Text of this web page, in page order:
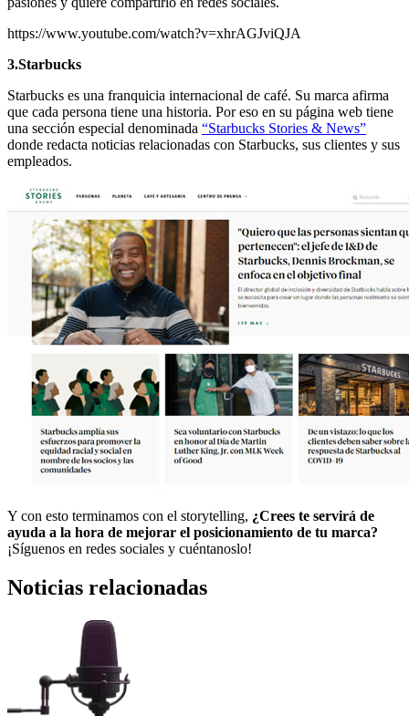
https://www.youtube.com/watch?v=xhrAGJviQJA
3.Starbucks
Starbucks es una franquicia internacional de café. Su marca afirma
que cada persona tiene una historia. Por eso en su página web tiene
una sección especial denominada “Starbucks Stories & News”
donde redacta noticias relacionadas con Starbucks, sus clientes y sus
empleados.
Y con esto terminamos con el storytelling, ¿Crees te servirá de
ayuda a la hora de mejorar el posicionamiento de tu marca?
¡Síguenos en redes sociales y cuéntanoslo!
Noticias relacionadas